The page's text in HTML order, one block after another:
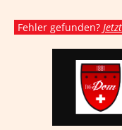
Fehler gefunden?